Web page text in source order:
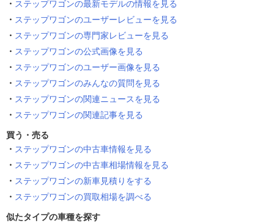
ステップワゴンの最新モデルの情報を見る
ステップワゴンのユーザーレビューを見る
ステップワゴンの専門家レビューを見る
ステップワゴンの公式画像を見る
ステップワゴンのユーザー画像を見る
ステップワゴンのみんなの質問を見る
ステップワゴンの関連ニュースを見る
ステップワゴンの関連記事を見る
買う・売る
ステップワゴンの中古車情報を見る
ステップワゴンの中古車相場情報を見る
ステップワゴンの新車見積りをする
ステップワゴンの買取相場を調べる
似たタイプの車種を探す